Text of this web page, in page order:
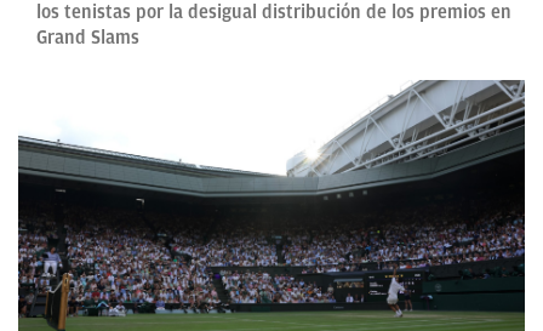
los tenistas por la desigual distribución de los premios en
Grand Slams